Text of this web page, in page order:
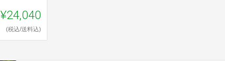
¥24,040
(税込/送料込)